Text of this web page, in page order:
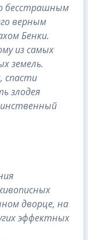
бесстрашным
верным
Бенки.
из самых
земель.
спасти
злодея
дворце, на
эффектных